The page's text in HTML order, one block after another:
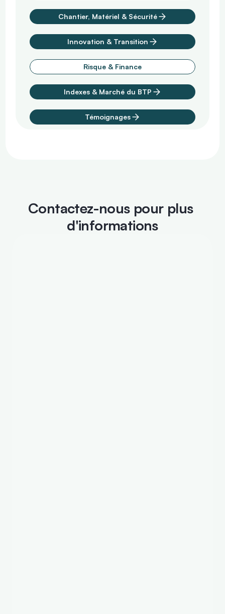
Indexes & Marché du BTP
Chantier, Matériel & Sécurité
Innovation & Transition
Risque & Finance
Témoignages
Contactez-nous pour plus
d'informations